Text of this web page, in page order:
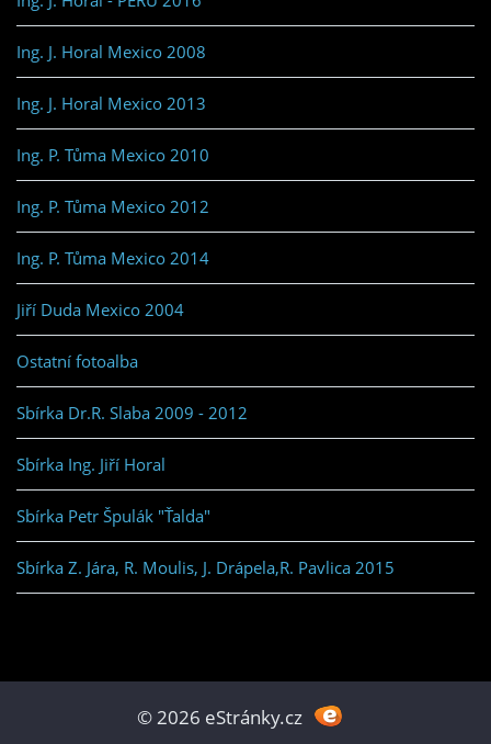
Ing. J. Horal Mexico 2008
Ing. J. Horal Mexico 2013
Ing. P. Tůma Mexico 2010
Ing. P. Tůma Mexico 2012
Ing. P. Tůma Mexico 2014
Jiří Duda Mexico 2004
Ostatní fotoalba
Sbírka Dr.R. Slaba 2009 - 2012
Sbírka Ing. Jiří Horal
Sbírka Petr Špulák "Ťalda"
Sbírka Z. Jára, R. Moulis, J. Drápela,R. Pavlica 2015
© 2026 eStránky.cz